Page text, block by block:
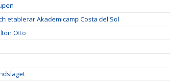
etablerar Akademicamp Costa del Sol
Otto